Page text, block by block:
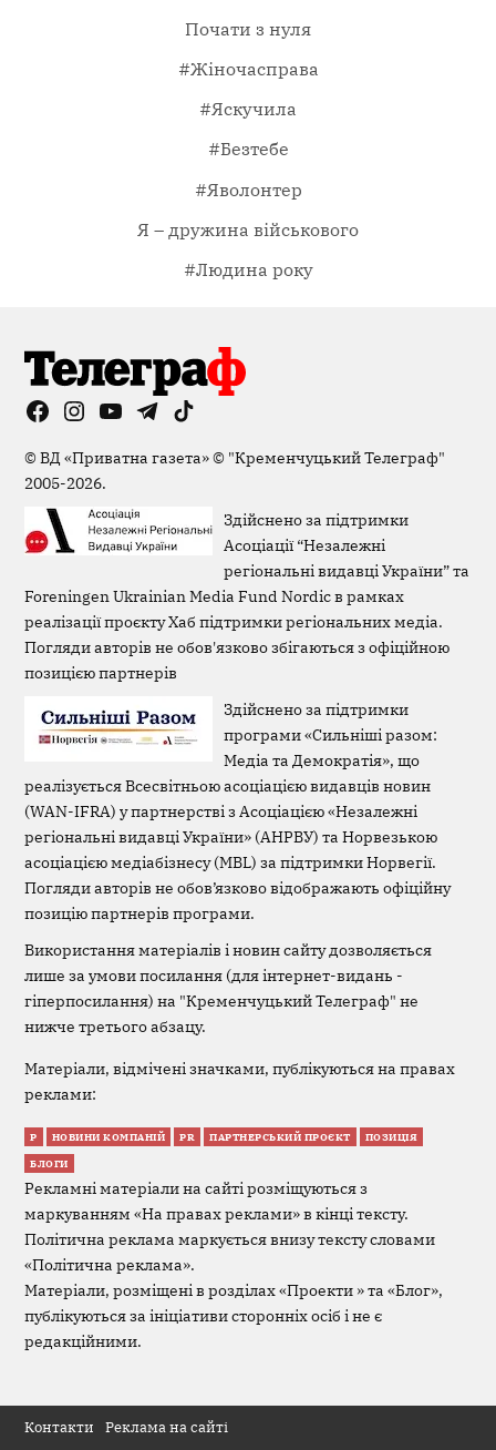
Почати з нуля
#Жіночасправа
#Яскучила
#Безтебе
#Яволонтер
Я – дружина військового
#Людина року
FacebookInstagram
YouTubeTelegramTikTok
©ВД «Приватна газета»© "Кременчуцький Телеграф"
2005-2026.
Здійснено за підтримки
Асоціації “Незалежні
регіональні видавці України” та
Foreningen Ukrainian Media Fund Nordic в рамках
реалізації проєкту Хаб підтримки регіональних медіа.
Погляди авторів не обов'язково збігаються з офіційною
позицією партнерів
Здійснено за підтримки
програми «Сильніші разом:
Медіа та Демократія», що
реалізується Всесвітньою асоціацією видавців новин
(WAN-IFRA) у партнерстві з Асоціацією «Незалежні
регіональні видавці України» (АНРВУ) та Норвезькою
асоціацією медіабізнесу (MBL) за підтримки Норвегії.
Погляди авторів не обов’язково відображають офіційну
позицію партнерів програми.
Використання матеріалів і новин сайту дозволяється
лише за умови посилання (для інтернет-видань -
гіперпосилання) на "Кременчуцький Телеграф" не
нижче третього абзацу.
Матеріали, відмічені значками, публікуються на правах
реклами:
Р НОВИНИ КОМПАНІЙ PR ПАРТНЕРСЬКИЙ ПРОЄКТ ПОЗИЦІЯ
БЛОГИ
Рекламні матеріали на сайті розміщуються з
маркуванням «На правах реклами» в кінці тексту.
Політична реклама маркується внизу тексту словами
«Політична реклама».
Матеріали, розміщені в розділах «Проекти » та «Блог»,
публікуються за ініціативи сторонніх осіб і не є
редакційними.
Контакти Реклама на сайті